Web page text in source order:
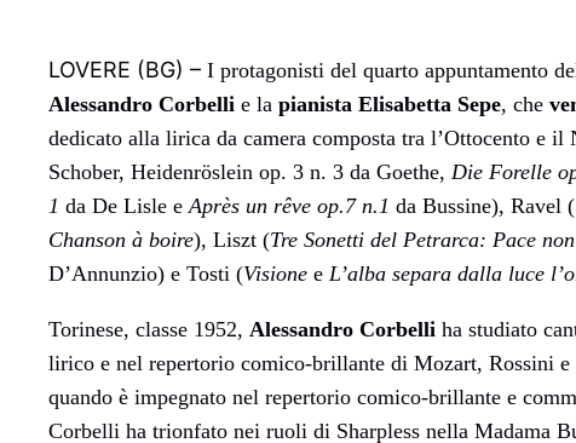
LOVERE (BG) – I protagonisti del quarto appuntamento
Alessandro Corbelli e la pianista Elisabetta Sepe, che
dedicato alla lirica da camera composta tra l’Ottocento e
Schober, Heidenröslein op. 3 n. 3 da Goethe, Die Forelle
1 da De Lisle eAprès un rêve op.7 n.1 da Bussine), Ravel (
Chanson à boire), Liszt (Tre Sonetti del Petrarca: Pace
D’Annunzio) e Tosti (Visione e L’alba separa dalla luce
Torinese, classe 1952, Alessandro Corbelli ha studiato
lirico e nel repertorio comico-brillante di Mozart, Rossini e
quando è impegnato nel repertorio comico-brillante e
Corbelli ha trionfato nei ruoli di Sharpless nella Madama